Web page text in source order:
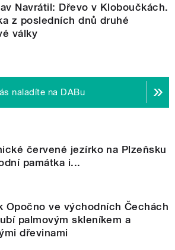
Navrátil: Dřevo v Kloboučkách.
z posledních dnů druhé
války
naladíte na DABu
červené jezírko na Plzeňsku
památka i...
Opočno ve východních Čechách
palmovým skleníkem a
dřevinami